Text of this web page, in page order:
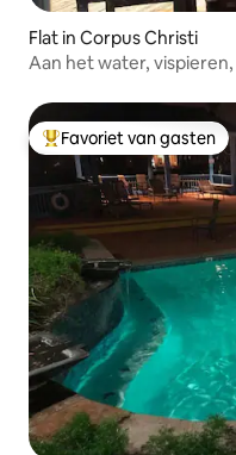
Flat in Corpus Christi
Aan het water,
Topfavoriet van gasten
Favoriet van gasten